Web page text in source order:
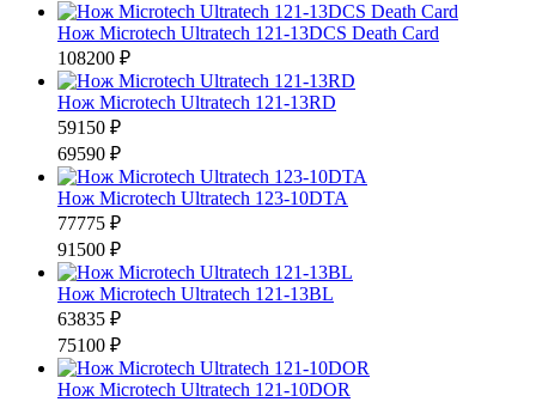
Нож Microtech Ultratech 121-13DCS Death Card
108200 ₽
Нож Microtech Ultratech 121-13RD
59150 ₽
69590 ₽
Нож Microtech Ultratech 123-10DTA
77775 ₽
91500 ₽
Нож Microtech Ultratech 121-13BL
63835 ₽
75100 ₽
Нож Microtech Ultratech 121-10DOR